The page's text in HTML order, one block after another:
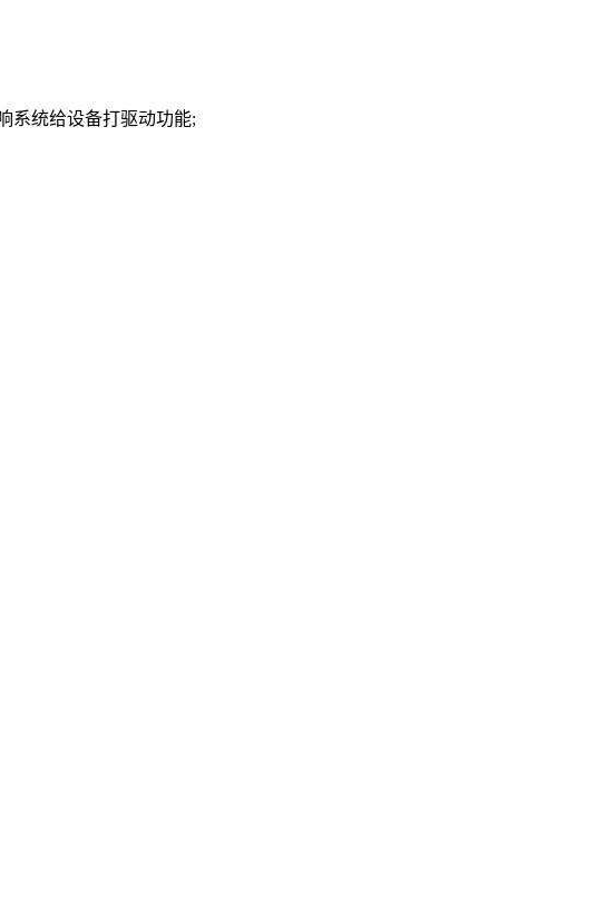
系统给设备打驱动功能;